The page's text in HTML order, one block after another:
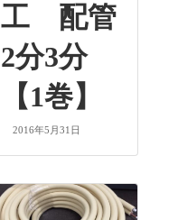
工 配管
2分3分
【1巻】
2016年5月31日